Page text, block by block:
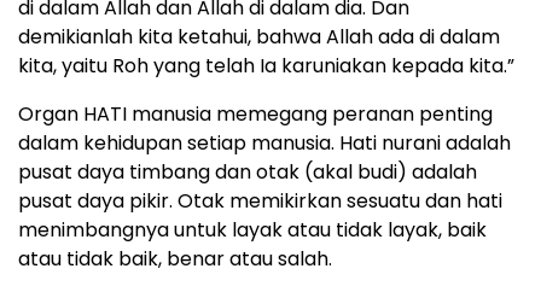
di dalam Allah dan Allah di dalam dia. Dan
demikianlah kita ketahui, bahwa Allah ada di dalam
kita, yaitu Roh yang telah Ia karuniakan kepada kita.”
Organ HATI manusia memegang peranan penting
dalam kehidupan setiap manusia. Hati nurani adalah
pusat daya timbang dan otak (akal budi) adalah
pusat daya pikir. Otak memikirkan sesuatu dan hati
menimbangnya untuk layak atau tidak layak, baik
atau tidak baik, benar atau salah.